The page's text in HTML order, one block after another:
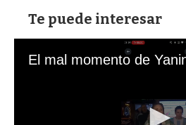
Te puede interesar